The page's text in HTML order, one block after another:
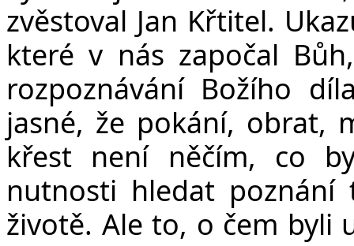
zvěstoval Jan Křtitel.
které v nás započal
rozpoznávání Božího
jasné, že pokání, obrat,
křest není něčím, co
nutnosti hledat
životě. Ale to, o čem byli